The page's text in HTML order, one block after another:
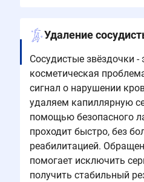
Удаление
Сосудистые звёздочки -
косметическая
сигнал о нарушении
удаляем капиллярную
помощью безопасного
проходит быстро, без
реабилитацией.
помогает исключить
получить стабильный